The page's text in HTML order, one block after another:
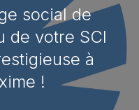
social de
de votre SCI
à
!